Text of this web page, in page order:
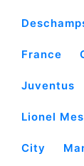
France
Juventus
Lionel
City